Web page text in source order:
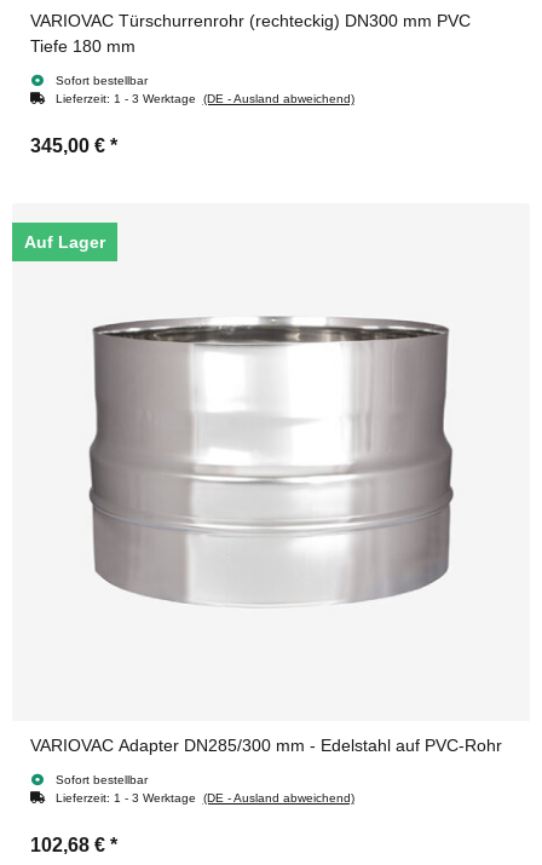
VARIOVAC Türschurrenrohr (rechteckig) DN300 mm PVC
Tiefe 180 mm
Sofort bestellbar
Lieferzeit: 1 - 3 Werktage (DE - Ausland abweichend)
345,00 € *
Auf Lager
VARIOVAC Adapter DN285/300 mm - Edelstahl auf PVC-Rohr
Sofort bestellbar
Lieferzeit: 1 - 3 Werktage (DE - Ausland abweichend)
102,68 € *